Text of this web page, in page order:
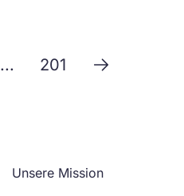
... 201
Unsere Mission